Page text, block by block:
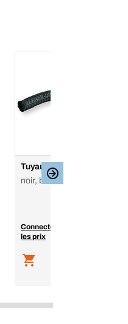
Tuyau tressé type B
noir, bobine
Connecte-toi pour voir
les prix